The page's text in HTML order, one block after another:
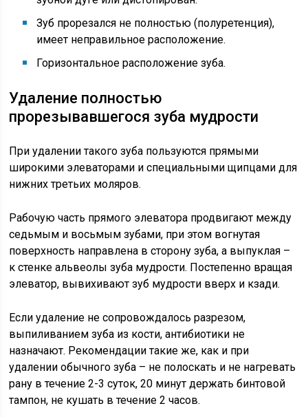
Зуб прорезался не полностью (полуретенция),
имеет неправильное расположение.
Горизонтальное расположение зуба.
Удаление полностью
прорезывавшегося зуба мудрости
При удалении такого зуба пользуются прямыми
широкими элеваторами и специальными щипцами для
нижних третьих моляров.
Рабочую часть прямого элеватора продвигают между
седьмым и восьмым зубами, при этом вогнутая
поверхность направлена в сторону зуба, а выпуклая –
к стенке альвеолы зуба мудрости. Постепенно вращая
элеватор, вывихивают зуб мудрости вверх и кзади.
Если удаление не сопровождалось разрезом,
выпиливанием зуба из кости, антибиотики не
назначают. Рекомендации такие же, как и при
удалении обычного зуба – не полоскать и не нагревать
рану в течение 2-3 суток, 20 минут держать бинтовой
тампон, не кушать в течение 2 часов.